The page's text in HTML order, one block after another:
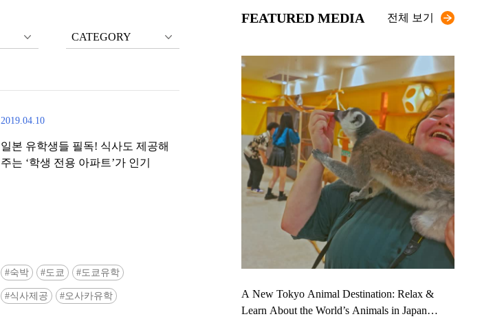
Tiếng Việt
CATEGORY
2019.04.10
일본 유학생들 필독! 식사도 제공해
주는 ‘학생 전용 아파트’가 인기
숙박 도쿄 도쿄유학
식사제공 오사카유학
FEATURED MEDIA 전체 보기
Ready to see TeamLab in Kyoto!? At TeamLab
A New Tokyo Animal Destination: Relax &
Learn About the World’s Animals in Japan